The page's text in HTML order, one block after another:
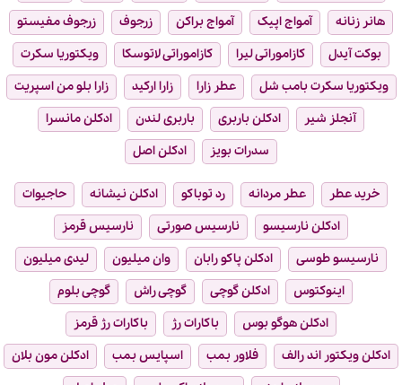
هانر زنانه
آمواج اپیک آمواج براکن زرجوف
زرجوف مفیستو
بوکت آیدل
کازاموراتی لیرا کازاموراتی لاتوسکا
ویکتوریا سکرت
ویکتوریا سکرت بامب شل
عطر زارا زارا ارکید
زارا بلو من اسپریت
آنجلز شیر
ادکلن باربری باربری لندن
ادکلن مانسرا
سدرات بویز
ادکلن اصل
خرید عطر عطر مردانه رد توباکو ادکلن نیشانه
حاجیوات
ادکلن نارسیسو
نارسیس صورتی
نارسیس قرمز
نارسیسو طوسی
ادکلن پاکو رابان وان میلیون
لیدی میلیون
اینوکتوس
ادکلن گوچی گوچی راش
گوچی بلوم
ادکلن هوگو بوس
باکارات رژ
باکارات رژ قرمز
ادکلن ویکتور اند رالف
فلاور بمب اسپایس بمب
ادکلن مون بلان